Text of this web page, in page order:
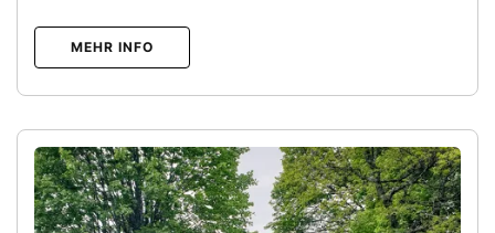
MEHR INFO